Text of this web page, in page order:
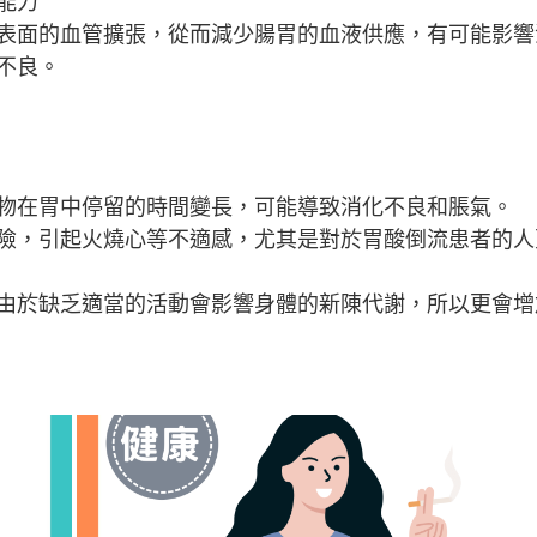
面的血管擴張，從而減少腸胃的血液供應，有可能影
良。
在胃中停留的時間變長，可能導致消化不良和脹氣。
，引起火燒心等不適感，尤其是對於胃酸倒流患者的
於缺乏適當的活動會影響身體的新陳代謝，所以更會